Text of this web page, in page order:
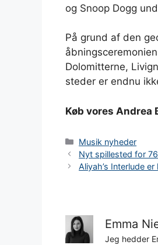
og Snoop Dogg
På grund af den
Dolomitterne,
steder er endnu
Køb vores Andrea
Kategorier
Musik nyheder
Nyt spillested for
Aliyah’s Interlude
Emma
Jeg hedder